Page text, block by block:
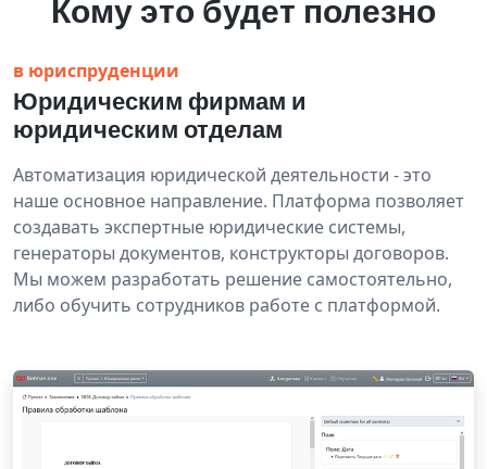
Кому это будет полезно
в юриспруденции
Юридическим фирмам и
юридическим отделам
Автоматизация юридической деятельности - это
наше основное направление. Платформа позволяет
создавать экспертные юридические системы,
генераторы документов, конструкторы договоров.
Мы можем разработать решение самостоятельно,
либо обучить сотрудников работе с платформой.